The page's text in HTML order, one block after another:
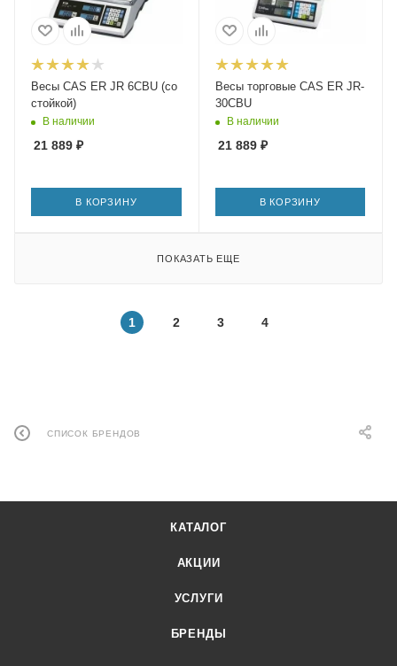
Весы CAS ER JR 6CBU (со
стойкой)
В наличии
21 889 ₽
В КОРЗИНУ
Весы торговые CAS ER JR-
30СВU
В наличии
21 889₽
В КОРЗИНУ
ПОКАЗАТЬ ЕЩЕ
1 2 3 4
СПИСОК БРЕНДОВ
КАТАЛОГ
АКЦИИ
УСЛУГИ
БРЕНДЫ